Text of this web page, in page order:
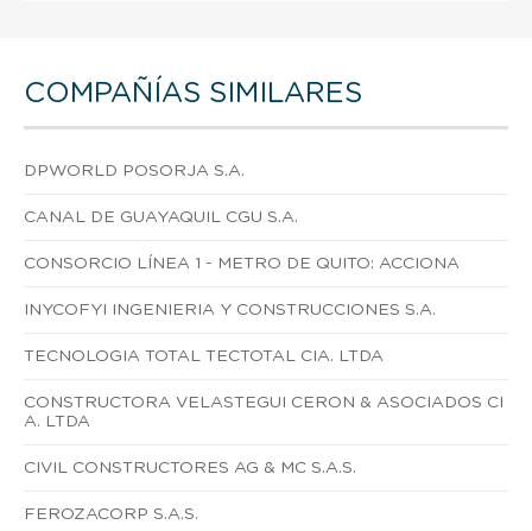
COMPAÑÍAS SIMILARES
DPWORLD POSORJA S.A.
CANAL DE GUAYAQUIL CGU S.A.
CONSORCIO LÍNEA 1 - METRO DE QUITO: ACCIONA
INYCOFYI INGENIERIA Y CONSTRUCCIONES S.A.
TECNOLOGIA TOTAL TECTOTAL CIA. LTDA
CONSTRUCTORA VELASTEGUI CERON & ASOCIADOS CI
A. LTDA
CIVIL CONSTRUCTORES AG & MC S.A.S.
FEROZACORP S.A.S.